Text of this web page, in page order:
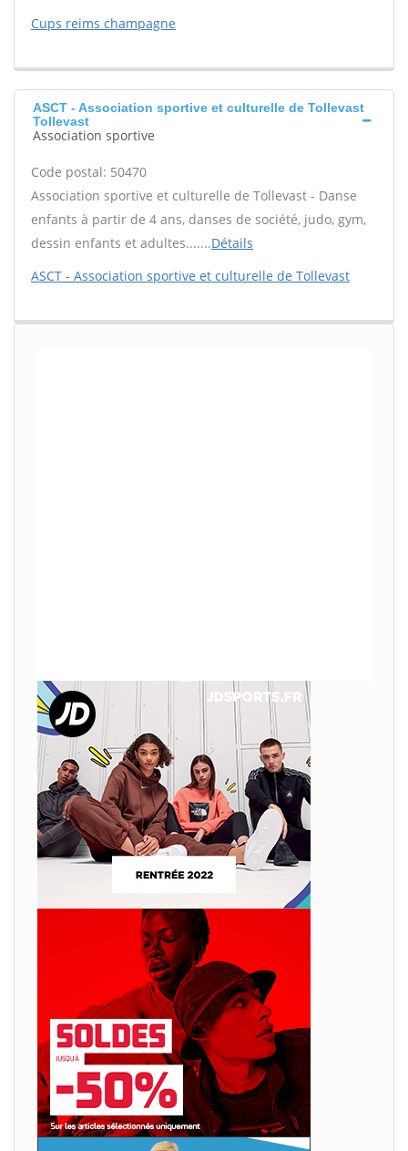
Cups reims champagne
ASCT - Association sportive et culturelle de Tollevast
Tollevast
Association sportive
Code postal: 50470
Association sportive et culturelle de Tollevast - Danse
enfants à partir de 4 ans, danses de société, judo, gym,
dessin enfants et adultes.......Détails
ASCT - Association sportive et culturelle de Tollevast